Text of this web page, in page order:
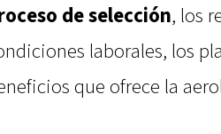
de selección, los
laborales, los
que ofrece la